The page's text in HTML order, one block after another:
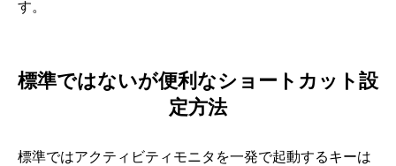
す。
標準ではないが便利なショートカット設
定方法
標準ではアクティビティモニタを一発で起動するキーは